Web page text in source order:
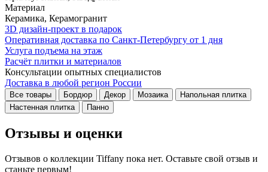
Материал
Керамика, Керамогранит
3D дизайн-проект в подарок
Оперативная доставка по Санкт-Петербургу от 1 дня
Услуга подъема на этаж
Расчёт плитки и материалов
Консультации опытных специалистов
Доставка в любой регион России
Все товары Бордюр Декор Мозаика
Напольная плитка
Настенная плитка
Панно
Отзывы и оценки
Отзывов о коллекции Tiffany пока нет. Оставьте свой отзыв и
станьте первым!